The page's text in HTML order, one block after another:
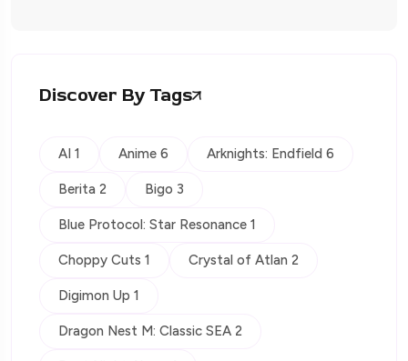
Discover By Tags
AI 1 Anime 6 Arknights: Endfield 6
Berita 2 Bigo 3
Blue Protocol: Star Resonance 1
Choppy Cuts 1 Crystal of Atlan 2
Digimon Up 1
Dragon Nest M: Classic SEA 2